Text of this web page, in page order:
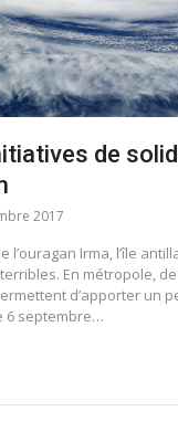
de
2017
l’ouragan Irma, l’île
En métropole,
d’apporter un
6 septembre…